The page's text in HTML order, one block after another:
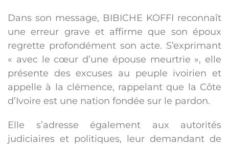
Dans son message, BIBICHE KOFFI reconnaît
une erreur grave et affirme que son époux
regrette profondément son acte. S’exprimant
« avec le cœur d’une épouse meurtrie », elle
présente des excuses au peuple ivoirien et
appelle à la clémence, rappelant que la Côte
d’Ivoire est une nation fondée sur le pardon.
Elle s’adresse également aux autorités
judiciaires et politiques, leur demandant de